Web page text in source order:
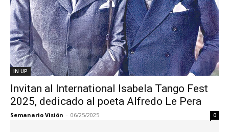
IN UP
Invitan al International Isabela Tango Fest
2025, dedicado al poeta Alfredo Le Pera
Semanario Visión - 06/25/2025 0